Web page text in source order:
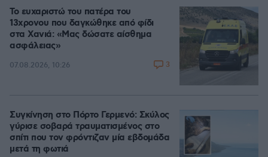
Το ευχαριστώ του πατέρα του
13χρονου που δαγκώθηκε από φίδι
στα Χανιά: «Μας δώσατε αίσθημα
ασφάλειας»
07.08.2026, 10:26 3
Συγκίνηση στο Πόρτο Γερμενό: Σκύλος
γύρισε σοβαρά τραυματισμένος στο
σπίτι που τον φρόντιζαν μία εβδομάδα
μετά τη φωτιά